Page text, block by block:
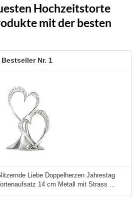
Hochzeitstorte
mit der besten
1
Liebe Doppelherzen Jahrestag
14 cm Metall mit Strass ...